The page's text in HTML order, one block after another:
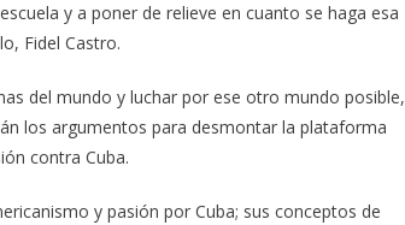
y a poner de relieve en cuanto se haga esa
Fidel Castro.
del mundo y luchar por ese otro mundo posible,
los argumentos para desmontar la plataforma
contra Cuba.
y pasión por Cuba; sus conceptos de